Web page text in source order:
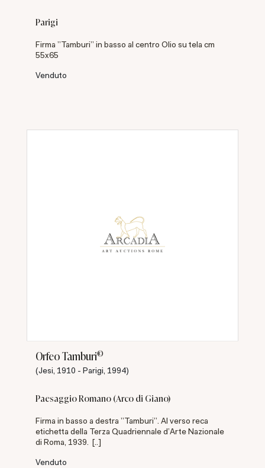
Parigi
Firma "Tamburi" in basso al centro Olio su tela cm
55x65
Venduto
Orfeo Tamburi©
(Jesi, 1910 - Parigi, 1994)
Paesaggio Romano (Arco di Giano)
Firma in basso a destra "Tamburi". Al verso reca
etichetta della Terza Quadriennale d'Arte Nazionale
di Roma, 1939. [..]
Venduto